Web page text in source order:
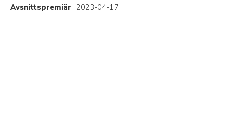
Avsnittspremiär 2023-04-17